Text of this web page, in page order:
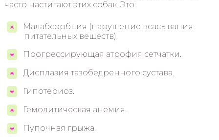
часто настигают этих собак. Это:
Малабсорбция (нарушение всасывания
питательных веществ).
Прогрессирующая атрофия сетчатки.
Дисплазия тазобедренного сустава.
Гипотериоз.
Гемолитическая анемия.
Пупочная грыжа.